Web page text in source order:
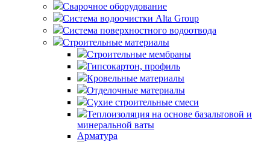
Сварочное оборудование
Система водоочистки Alta Group
Система поверхностного водоотвода
Строительные материалы
Строительные мембраны
Гипсокартон, профиль
Кровельные материалы
Отделочные материалы
Сухие строительные смеси
Теплоизоляция на основе базальтовой и
минеральной ваты
Арматура